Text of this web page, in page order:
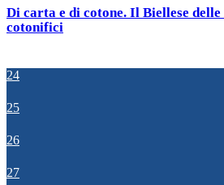
Di carta e di cotone. Il Biellese
cotonifici
24
25
26
27